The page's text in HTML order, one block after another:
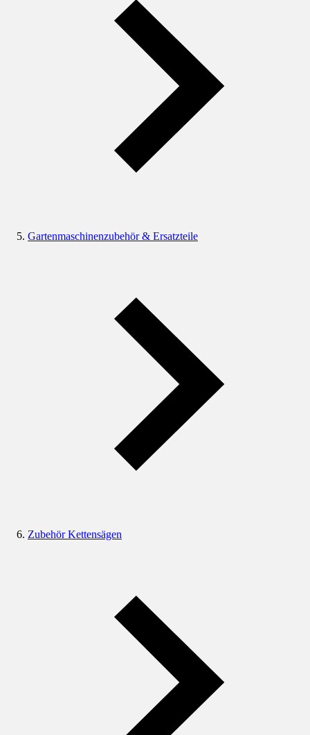
Gartenmaschinenzubehör & Ersatzteile
Zubehör Kettensägen